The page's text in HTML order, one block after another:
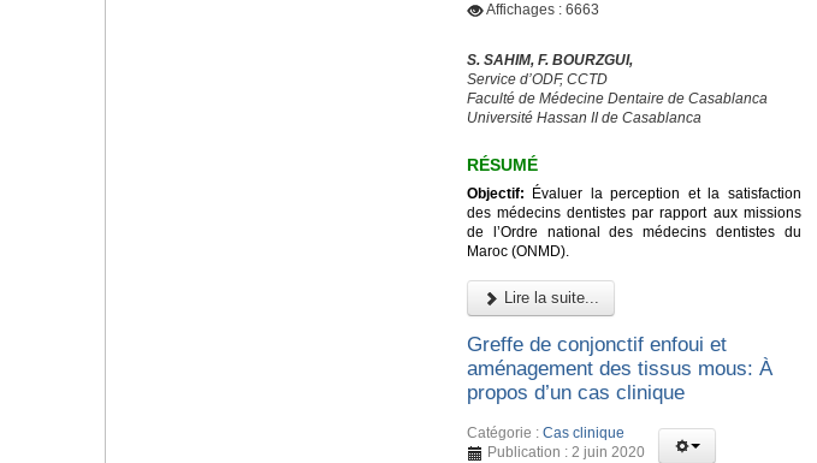
Affichages : 6663
S. SAHIM, F. BOURZGUI,
Service d’ODF, CCTD
Faculté de Médecine Dentaire de Casablanca
Université Hassan II de Casablanca
RÉSUMÉ
Objectif: Évaluer la perception et la satisfaction
des médecins dentistes par rapport aux missions
de l’Ordre national des médecins dentistes du
Maroc (ONMD).
Lire la suite...
Greffe de conjonctif enfoui et
aménagement des tissus mous: À
propos d’un cas clinique
Catégorie : Cas clinique
Publication : 2 juin 2020